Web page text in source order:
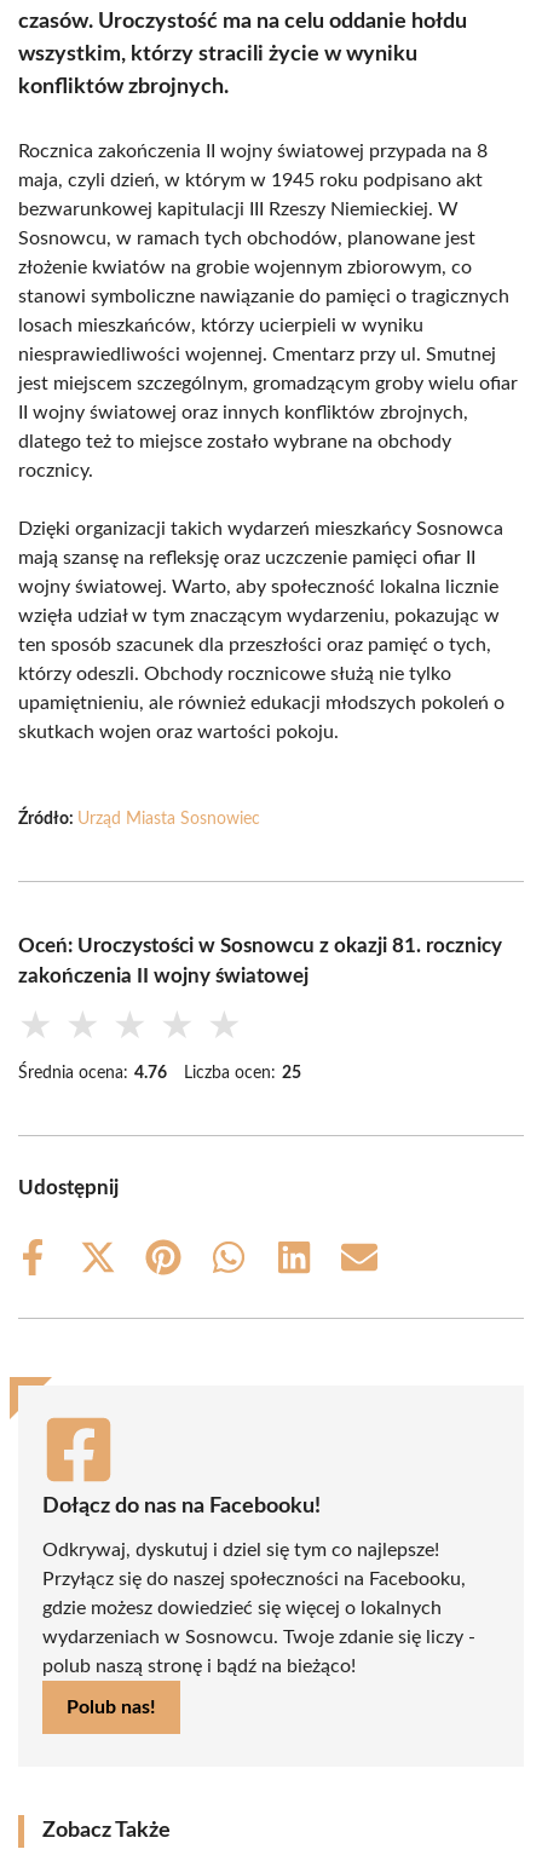
czasów. Uroczystość ma na celu oddanie hołdu
wszystkim, którzy stracili życie w wyniku
konfliktów zbrojnych.
Rocznica zakończenia II wojny światowej przypada na 8
maja, czyli dzień, w którym w 1945 roku podpisano akt
bezwarunkowej kapitulacji III Rzeszy Niemieckiej. W
Sosnowcu, w ramach tych obchodów, planowane jest
złożenie kwiatów na grobie wojennym zbiorowym, co
stanowi symboliczne nawiązanie do pamięci o tragicznych
losach mieszkańców, którzy ucierpieli w wyniku
niesprawiedliwości wojennej. Cmentarz przy ul. Smutnej
jest miejscem szczególnym, gromadzącym groby wielu ofiar
II wojny światowej oraz innych konfliktów zbrojnych,
dlatego też to miejsce zostało wybrane na obchody
rocznicy.
Dzięki organizacji takich wydarzeń mieszkańcy Sosnowca
mają szansę na refleksję oraz uczczenie pamięci ofiar II
wojny światowej. Warto, aby społeczność lokalna licznie
wzięła udział w tym znaczącym wydarzeniu, pokazując w
ten sposób szacunek dla przeszłości oraz pamięć o tych,
którzy odeszli. Obchody rocznicowe służą nie tylko
upamiętnieniu, ale również edukacji młodszych pokoleń o
skutkach wojen oraz wartości pokoju.
Źródło: Urząd Miasta Sosnowiec
Oceń: Uroczystości w Sosnowcu z okazji 81. rocznicy
zakończenia II wojny światowej
★ ★ ★ ★ ★
Średnia ocena: 4.76 Liczba ocen: 25
Udostępnij
Share
Share
(Twitter)
Share
Share
Share
Share
Dołącz do nas na Facebooku!
Odkrywaj, dyskutuj i dziel się tym co najlepsze!
Przyłącz się do naszej społeczności na Facebooku,
gdzie możesz dowiedzieć się więcej o lokalnych
wydarzeniach w Sosnowcu. Twoje zdanie się liczy -
polub naszą stronę i bądź na bieżąco!
Polub nas!
Zobacz Także